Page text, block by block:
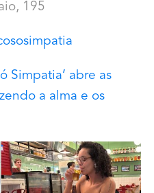
195
Simpatia’ abre as
a alma e os